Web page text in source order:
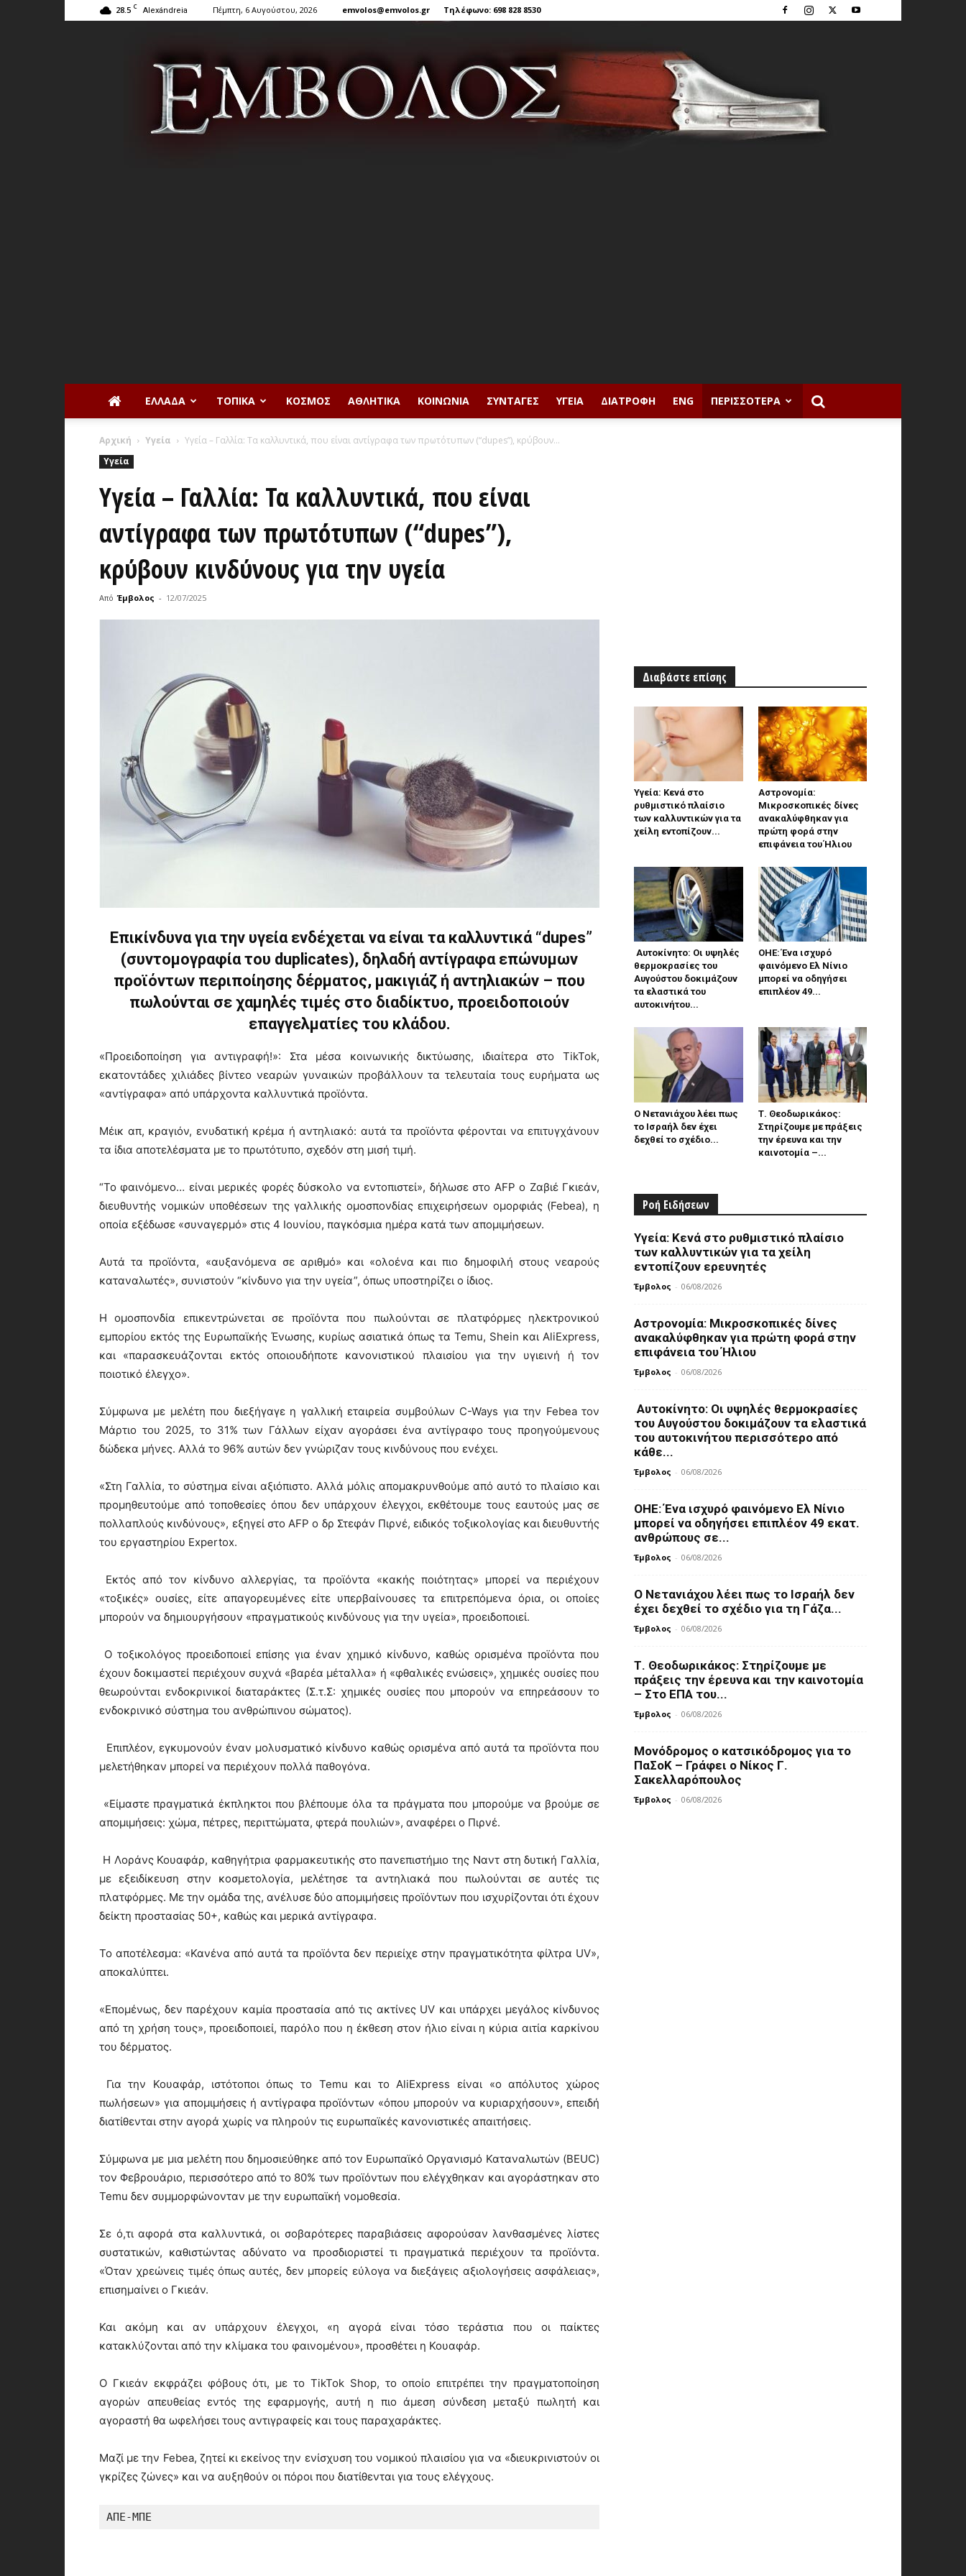
28.5 C Alexándreia Πέμπτη, 6 Αυγούστου, 2026 emvolos@emvolos.gr Τηλέφωνο: 698 828 8530
ΕΛΛΆΔΑ ΤΟΠΙΚΆ ΚΌΣΜΟΣ ΑΘΛΗΤΙΚΆ ΚΟΙΝΩΝΊΑ ΣΥΝΤΑΓΈΣ ΥΓΕΊΑ ΔΙΑΤΡΟΦΉ ENG ΠΕΡΙΣΣΌΤΕΡΑ
Αρχική Υγεία
Υγεία – Γαλλία: Τα καλλυντικά, που είναι αντίγραφα των πρωτότυπων (“dupes”), κρύβουν...
Υγεία
Υγεία – Γαλλία: Τα καλλυντικά, που είναι
αντίγραφα των πρωτότυπων (“dupes”),
κρύβουν κινδύνους για την υγεία
Από Έμβολος - 12/07/2025
Επικίνδυνα για την υγεία ενδέχεται να είναι τα καλλυντικά “dupes”
(συντομογραφία του duplicates), δηλαδή αντίγραφα επώνυμων
προϊόντων περιποίησης δέρματος, μακιγιάζ ή αντηλιακών – που
πωλούνται σε χαμηλές τιμές στο διαδίκτυο, προειδοποιούν
επαγγελματίες του κλάδου.
«Προειδοποίηση για αντιγραφή!»: Στα μέσα κοινωνικής δικτύωσης, ιδιαίτερα στο TikTok,
εκατοντάδες χιλιάδες βίντεο νεαρών γυναικών προβάλλουν τα τελευταία τους ευρήματα ως
«αντίγραφα» από υπάρχοντα καλλυντικά προϊόντα.
Μέικ απ, κραγιόν, ενυδατική κρέμα ή αντηλιακό: αυτά τα προϊόντα φέρονται να επιτυγχάνουν
τα ίδια αποτελέσματα με το πρωτότυπο, σχεδόν στη μισή τιμή.
“Το φαινόμενο… είναι μερικές φορές δύσκολο να εντοπιστεί», δήλωσε στο AFP ο Ζαβιέ Γκιεάν,
διευθυντής νομικών υποθέσεων της γαλλικής ομοσπονδίας επιχειρήσεων ομορφιάς (Febea), η
οποία εξέδωσε «συναγερμό» στις 4 Ιουνίου, παγκόσμια ημέρα κατά των απομιμήσεων.
Αυτά τα προϊόντα, «αυξανόμενα σε αριθμό» και «ολοένα και πιο δημοφιλή στους νεαρούς
καταναλωτές», συνιστούν “κίνδυνο για την υγεία”, όπως υποστηρίζει ο ίδιος.
Η ομοσπονδία επικεντρώνεται σε προϊόντα που πωλούνται σε πλατφόρμες ηλεκτρονικού
εμπορίου εκτός της Ευρωπαϊκής Ένωσης, κυρίως ασιατικά όπως τα Temu, Shein και AliExpress,
και «παρασκευάζονται εκτός οποιουδήποτε κανονιστικού πλαισίου για την υγιεινή ή τον
ποιοτικό έλεγχο».
Σύμφωνα με μελέτη που διεξήγαγε η γαλλική εταιρεία συμβούλων C-Ways για την Febea τον
Μάρτιο του 2025, το 31% των Γάλλων είχαν αγοράσει ένα αντίγραφο τους προηγούμενους
δώδεκα μήνες. Αλλά το 96% αυτών δεν γνώριζαν τους κινδύνους που ενέχει.
«Στη Γαλλία, το σύστημα είναι αξιόπιστο. Αλλά μόλις απομακρυνθούμε από αυτό το πλαίσιο και
προμηθευτούμε από τοποθεσίες όπου δεν υπάρχουν έλεγχοι, εκθέτουμε τους εαυτούς μας σε
πολλαπλούς κινδύνους», εξηγεί στο AFP ο δρ Στεφάν Πιρνέ, ειδικός τοξικολογίας και διευθυντής
του εργαστηρίου Expertox.
Εκτός από τον κίνδυνο αλλεργίας, τα προϊόντα «κακής ποιότητας» μπορεί να περιέχουν
«τοξικές» ουσίες, είτε απαγορευμένες είτε υπερβαίνουσες τα επιτρεπόμενα όρια, οι οποίες
μπορούν να δημιουργήσουν «πραγματικούς κινδύνους για την υγεία», προειδοποιεί.
Ο τοξικολόγος προειδοποιεί επίσης για έναν χημικό κίνδυνο, καθώς ορισμένα προϊόντα που
έχουν δοκιμαστεί περιέχουν συχνά «βαρέα μέταλλα» ή «φθαλικές ενώσεις», χημικές ουσίες που
θεωρούνται ενδοκρινικοί διαταράκτες (Σ.τ.Σ: χημικές ουσίες που μπορούν να επηρεάσουν το
ενδοκρινικό σύστημα του ανθρώπινου σώματος).
Επιπλέον, εγκυμονούν έναν μολυσματικό κίνδυνο καθώς ορισμένα από αυτά τα προϊόντα που
μελετήθηκαν μπορεί να περιέχουν πολλά παθογόνα.
«Είμαστε πραγματικά έκπληκτοι που βλέπουμε όλα τα πράγματα που μπορούμε να βρούμε σε
απομιμήσεις: χώμα, πέτρες, περιττώματα, φτερά πουλιών», αναφέρει ο Πιρνέ.
Η Λοράνς Κουαφάρ, καθηγήτρια φαρμακευτικής στο πανεπιστήμιο της Ναντ στη δυτική Γαλλία,
με εξειδίκευση στην κοσμετολογία, μελέτησε τα αντηλιακά που πωλούνται σε αυτές τις
πλατφόρμες. Με την ομάδα της, ανέλυσε δύο απομιμήσεις προϊόντων που ισχυρίζονται ότι έχουν
δείκτη προστασίας 50+, καθώς και μερικά αντίγραφα.
Το αποτέλεσμα: «Κανένα από αυτά τα προϊόντα δεν περιείχε στην πραγματικότητα φίλτρα UV»,
αποκαλύπτει.
«Επομένως, δεν παρέχουν καμία προστασία από τις ακτίνες UV και υπάρχει μεγάλος κίνδυνος
από τη χρήση τους», προειδοποιεί, παρόλο που η έκθεση στον ήλιο είναι η κύρια αιτία καρκίνου
του δέρματος.
Για την Κουαφάρ, ιστότοποι όπως το Temu και το AliExpress είναι «ο απόλυτος χώρος
πωλήσεων» για απομιμήσεις ή αντίγραφα προϊόντων «όπου μπορούν να κυριαρχήσουν», επειδή
διατίθενται στην αγορά χωρίς να πληρούν τις ευρωπαϊκές κανονιστικές απαιτήσεις.
Σύμφωνα με μια μελέτη που δημοσιεύθηκε από τον Ευρωπαϊκό Οργανισμό Καταναλωτών (BEUC)
τον Φεβρουάριο, περισσότερο από το 80% των προϊόντων που ελέγχθηκαν και αγοράστηκαν στο
Temu δεν συμμορφώνονταν με την ευρωπαϊκή νομοθεσία.
Σε ό,τι αφορά στα καλλυντικά, οι σοβαρότερες παραβιάσεις αφορούσαν λανθασμένες λίστες
συστατικών, καθιστώντας αδύνατο να προσδιοριστεί τι πραγματικά περιέχουν τα προϊόντα.
«Όταν χρεώνεις τιμές όπως αυτές, δεν μπορείς εύλογα να διεξάγεις αξιολογήσεις ασφάλειας»,
επισημαίνει ο Γκιεάν.
Και ακόμη και αν υπάρχουν έλεγχοι, «η αγορά είναι τόσο τεράστια που οι παίκτες
κατακλύζονται από την κλίμακα του φαινομένου», προσθέτει η Κουαφάρ.
Ο Γκιεάν εκφράζει φόβους ότι, με το TikTok Shop, το οποίο επιτρέπει την πραγματοποίηση
αγορών απευθείας εντός της εφαρμογής, αυτή η πιο άμεση σύνδεση μεταξύ πωλητή και
αγοραστή θα ωφελήσει τους αντιγραφείς και τους παραχαράκτες.
Μαζί με την Febea, ζητεί κι εκείνος την ενίσχυση του νομικού πλαισίου για να «διευκρινιστούν οι
γκρίζες ζώνες» και να αυξηθούν οι πόροι που διατίθενται για τους ελέγχους.
ΑΠΕ-ΜΠΕ
Διαβάστε επίσης
Υγεία: Κενά στο
ρυθμιστικό πλαίσιο
των καλλυντικών για τα
χείλη εντοπίζουν...
Αστρονομία:
Μικροσκοπικές δίνες
ανακαλύφθηκαν για
πρώτη φορά στην
επιφάνεια του Ήλιου
Αυτοκίνητο: Οι υψηλές
θερμοκρασίες του
Αυγούστου δοκιμάζουν
τα ελαστικά του
αυτοκινήτου...
ΟΗΕ: Ένα ισχυρό
φαινόμενο Ελ Νίνιο
μπορεί να οδηγήσει
επιπλέον 49...
Ο Νετανιάχου λέει πως
το Ισραήλ δεν έχει
δεχθεί το σχέδιο...
Τ. Θεοδωρικάκος:
Στηρίζουμε με πράξεις
την έρευνα και την
καινοτομία –...
Ροή Ειδήσεων
Υγεία: Κενά στο ρυθμιστικό πλαίσιο
των καλλυντικών για τα χείλη
εντοπίζουν ερευνητές
Έμβολος - 06/08/2026
Αστρονομία: Μικροσκοπικές δίνες
ανακαλύφθηκαν για πρώτη φορά στην
επιφάνεια του Ήλιου
Έμβολος - 06/08/2026
Αυτοκίνητο: Οι υψηλές θερμοκρασίες
του Αυγούστου δοκιμάζουν τα ελαστικά
του αυτοκινήτου περισσότερο από
κάθε...
Έμβολος - 06/08/2026
ΟΗΕ: Ένα ισχυρό φαινόμενο Ελ Νίνιο
μπορεί να οδηγήσει επιπλέον 49 εκατ.
ανθρώπους σε...
Έμβολος - 06/08/2026
Ο Νετανιάχου λέει πως το Ισραήλ δεν
έχει δεχθεί το σχέδιο για τη Γάζα...
Έμβολος - 06/08/2026
Τ. Θεοδωρικάκος: Στηρίζουμε με
πράξεις την έρευνα και την καινοτομία
– Στο ΕΠΑ του...
Έμβολος - 06/08/2026
Μονόδρομος ο κατσικόδρομος για το
ΠαΣοΚ – Γράφει ο Νίκος Γ.
Σακελλαρόπουλος
Έμβολος - 06/08/2026